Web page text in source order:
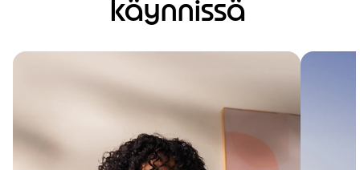
käynnissä